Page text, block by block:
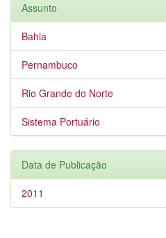
Assunto
Bahia
Pernambuco
Rio Grande do Norte
Sistema Portuário
Data de Publicação
2011